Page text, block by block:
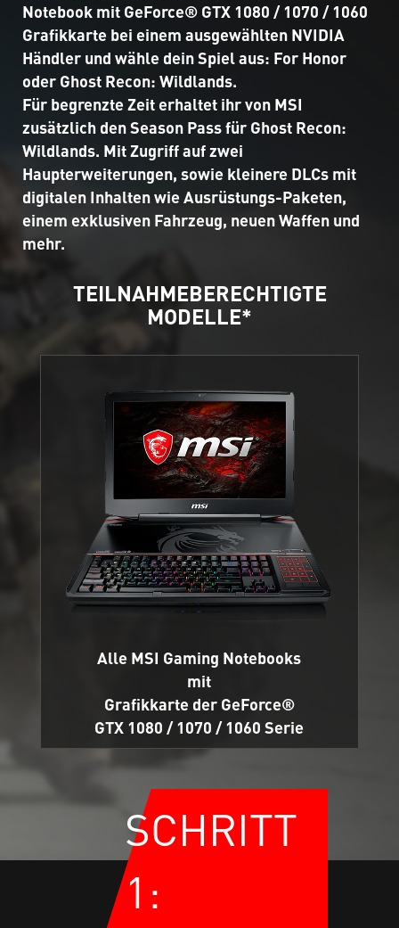
Notebook mit GeForce® GTX 1080 / 1070 / 1060
Grafikkarte bei einem ausgewählten NVIDIA
Händler und wähle dein Spiel aus: For Honor
oder Ghost Recon: Wildlands.
Für begrenzte Zeit erhaltet ihr von MSI
zusätzlich den Season Pass für Ghost Recon:
Wildlands. Mit Zugriff auf zwei
Haupterweiterungen, sowie kleinere DLCs mit
digitalen Inhalten wie Ausrüstungs-Paketen,
einem exklusiven Fahrzeug, neuen Waffen und
mehr.
TEILNAHMEBERECHTIGTE
MODELLE*
Alle MSI Gaming Notebooks
mit
Grafikkarte der GeForce®
GTX 1080 / 1070 / 1060 Serie
SCHRITT
1: